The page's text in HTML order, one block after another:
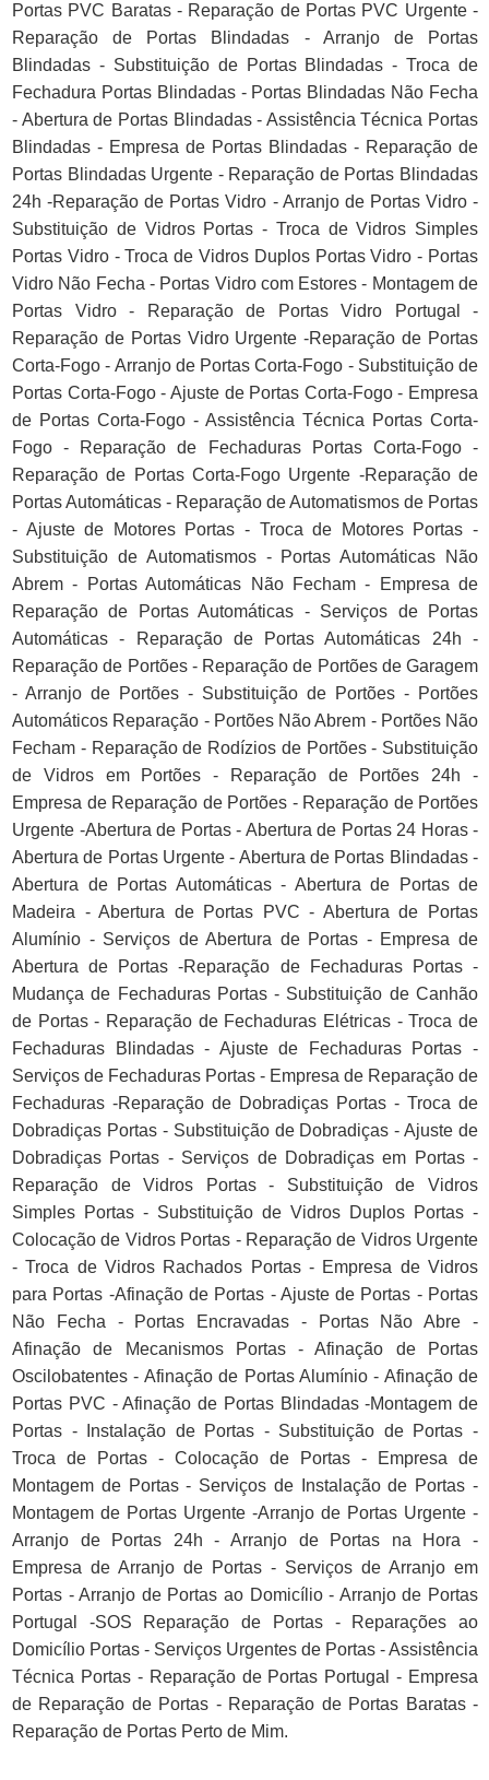
Portas PVC Baratas - Reparação de Portas PVC Urgente -
Reparação de Portas Blindadas - Arranjo de Portas
Blindadas - Substituição de Portas Blindadas - Troca de
Fechadura Portas Blindadas - Portas Blindadas Não Fecha
- Abertura de Portas Blindadas - Assistência Técnica Portas
Blindadas - Empresa de Portas Blindadas - Reparação de
Portas Blindadas Urgente - Reparação de Portas Blindadas
24h -Reparação de Portas Vidro - Arranjo de Portas Vidro -
Substituição de Vidros Portas - Troca de Vidros Simples
Portas Vidro - Troca de Vidros Duplos Portas Vidro - Portas
Vidro Não Fecha - Portas Vidro com Estores - Montagem de
Portas Vidro - Reparação de Portas Vidro Portugal -
Reparação de Portas Vidro Urgente -Reparação de Portas
Corta-Fogo - Arranjo de Portas Corta-Fogo - Substituição de
Portas Corta-Fogo - Ajuste de Portas Corta-Fogo - Empresa
de Portas Corta-Fogo - Assistência Técnica Portas Corta-
Fogo - Reparação de Fechaduras Portas Corta-Fogo -
Reparação de Portas Corta-Fogo Urgente -Reparação de
Portas Automáticas - Reparação de Automatismos de Portas
- Ajuste de Motores Portas - Troca de Motores Portas -
Substituição de Automatismos - Portas Automáticas Não
Abrem - Portas Automáticas Não Fecham - Empresa de
Reparação de Portas Automáticas - Serviços de Portas
Automáticas - Reparação de Portas Automáticas 24h -
Reparação de Portões - Reparação de Portões de Garagem
- Arranjo de Portões - Substituição de Portões - Portões
Automáticos Reparação - Portões Não Abrem - Portões Não
Fecham - Reparação de Rodízios de Portões - Substituição
de Vidros em Portões - Reparação de Portões 24h -
Empresa de Reparação de Portões - Reparação de Portões
Urgente -Abertura de Portas - Abertura de Portas 24 Horas -
Abertura de Portas Urgente - Abertura de Portas Blindadas -
Abertura de Portas Automáticas - Abertura de Portas de
Madeira - Abertura de Portas PVC - Abertura de Portas
Alumínio - Serviços de Abertura de Portas - Empresa de
Abertura de Portas -Reparação de Fechaduras Portas -
Mudança de Fechaduras Portas - Substituição de Canhão
de Portas - Reparação de Fechaduras Elétricas - Troca de
Fechaduras Blindadas - Ajuste de Fechaduras Portas -
Serviços de Fechaduras Portas - Empresa de Reparação de
Fechaduras -Reparação de Dobradiças Portas - Troca de
Dobradiças Portas - Substituição de Dobradiças - Ajuste de
Dobradiças Portas - Serviços de Dobradiças em Portas -
Reparação de Vidros Portas - Substituição de Vidros
Simples Portas - Substituição de Vidros Duplos Portas -
Colocação de Vidros Portas - Reparação de Vidros Urgente
- Troca de Vidros Rachados Portas - Empresa de Vidros
para Portas -Afinação de Portas - Ajuste de Portas - Portas
Não Fecha - Portas Encravadas - Portas Não Abre -
Afinação de Mecanismos Portas - Afinação de Portas
Oscilobatentes - Afinação de Portas Alumínio - Afinação de
Portas PVC - Afinação de Portas Blindadas -Montagem de
Portas - Instalação de Portas - Substituição de Portas -
Troca de Portas - Colocação de Portas - Empresa de
Montagem de Portas - Serviços de Instalação de Portas -
Montagem de Portas Urgente -Arranjo de Portas Urgente -
Arranjo de Portas 24h - Arranjo de Portas na Hora -
Empresa de Arranjo de Portas - Serviços de Arranjo em
Portas - Arranjo de Portas ao Domicílio - Arranjo de Portas
Portugal -SOS Reparação de Portas - Reparações ao
Domicílio Portas - Serviços Urgentes de Portas - Assistência
Técnica Portas - Reparação de Portas Portugal - Empresa
de Reparação de Portas - Reparação de Portas Baratas -
Reparação de Portas Perto de Mim.